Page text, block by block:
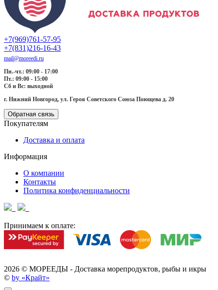
+7(969)761-57-95
+7(831)216-16-43
mail@moreedi.ru
Пн.-чт.: 09:00 - 17:00
Пт.: 09:00 - 15:00
Сб и Вс: выходной
г. Нижний Новгород, ул. Героя Советского Союза Поющева д. 20
Обратная связь
Покупателям
Доставка и оплата
Информация
О компании
Контакты
Политика конфиденциальности
Принимаем к оплате:
2026 © МОРЕЕДЫ - Доставка морепродуктов, рыбы и икры
© by «Крайт»